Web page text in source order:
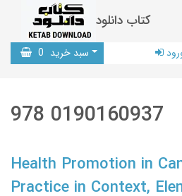
کتاب دانلود
سبد خرید 0
978 0190160937
Health Promotion in
Practice in Context,